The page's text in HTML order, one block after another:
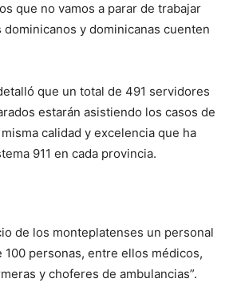
que no vamos a parar de trabajar
dominicanos y dominicanas cuenten
que un total de 491 servidores
estarán asistiendo los casos de
calidad y excelencia que ha
911 en cada provincia.
de los monteplatenses un personal
100 personas, entre ellos médicos,
y choferes de ambulancias”.